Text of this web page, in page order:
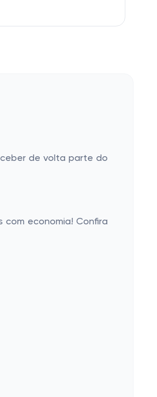
de volta parte do
economia! Confira